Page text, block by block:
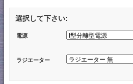
選択して下さい:
電源
ラジエーター